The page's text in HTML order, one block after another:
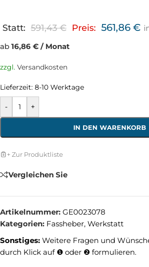
Statt: 591,43€ Preis: 561,86 €
ab 16,86 € / Monat
zzgl. Versandkosten
Lieferzeit: 8-10 Werktage
- +
IN DEN WARENKORB
+ Zur Produktliste
Vergleichen Sie
Artikelnummer: GE0023078
Kategorien: Fassheber, Werkstatt
Sonstiges: Weitere Fragen und
durch Klick auf ❶ oder ❷ formulieren.